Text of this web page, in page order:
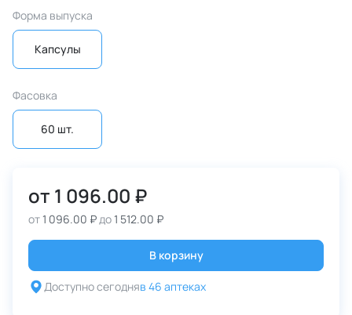
Форма выпуска
Капсулы
Фасовка
60 шт.
от 1 096.00 ₽
от1 096.00 ₽до1 512.00 ₽
В корзину
Доступно сегодняв 46 аптеках